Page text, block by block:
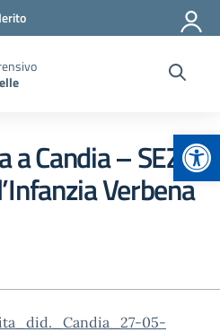
Candia – SEZ.
Verbena
05-